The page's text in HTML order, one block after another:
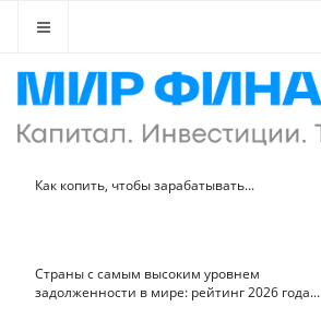
Как копить, чтобы зарабатывать...
Страны с самым высоким уровнем
задолженности в мире: рейтинг 2026 года...